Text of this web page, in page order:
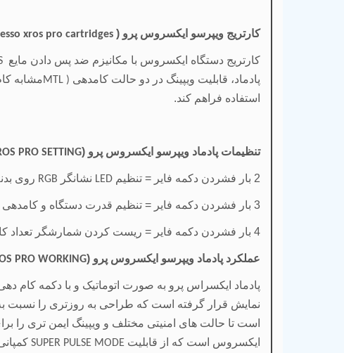
کارتریج ویپرسو ایکسروس پرو ( xros pro cartridges
کارتریج دستگاه ایکسروس با مکانیزم ضد پس دادن مایع
پادماد، قابلیت ویپینگ در دو حالت کامدهی MTL )مشابه
استفاده فراهم کند.
تنظیمات پادماد ویپرسو ایکسروس پرو (PRO SETTING
2 بار فشردن دکمه فایر = تنظیم LED نشانگر RGB روی
3 بار فشردن دکمه فایر = تنظیم قدرت دستگاه و کامدهی
4 بار فشردن دکمه فایر = ریست کردن شمارشگر تعداد کام های گرفته شده
عملکرد پادماد ویپرسو ایکسروس پرو (PRO WORKING
پادماد ایکسراس پرو به صورت اتوماتیک و با دکمه کام
نمایش قرار گرفته است که طراحی به روزتری را نسبت
است تا حالت های امنیتی مختلف و ویپینگ ایمن تری را
ایکسروس است که از قابلیت SUPER PULSE MODE